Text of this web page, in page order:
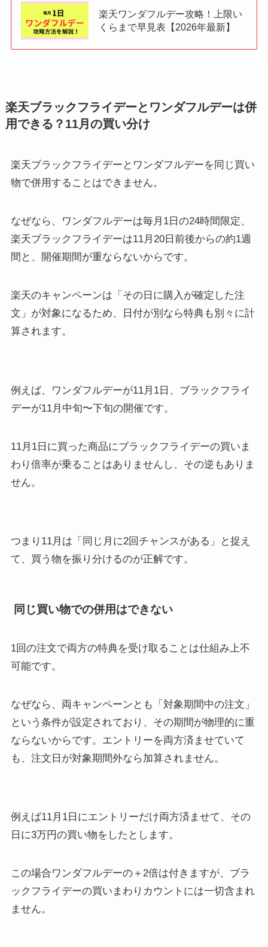
楽天ワンダフルデー攻略！上限い
くらまで早見表【2026年最新】
楽天ブラックフライデーとワンダフルデーは併
用できる？11月の買い分け
楽天ブラックフライデーとワンダフルデーを同じ買い
物で併用することはできません。
なぜなら、ワンダフルデーは毎月1日の24時間限定、
楽天ブラックフライデーは11月20日前後からの約1週
間と、開催期間が重ならないからです。
楽天のキャンペーンは「その日に購入が確定した注
文」が対象になるため、日付が別なら特典も別々に計
算されます。
例えば、ワンダフルデーが11月1日、ブラックフライ
デーが11月中旬〜下旬の開催です。
11月1日に買った商品にブラックフライデーの買いま
わり倍率が乗ることはありませんし、その逆もありま
せん。
つまり11月は「同じ月に2回チャンスがある」と捉え
て、買う物を振り分けるのが正解です。
同じ買い物での併用はできない
1回の注文で両方の特典を受け取ることは仕組み上不
可能です。
なぜなら、両キャンペーンとも「対象期間中の注文」
という条件が設定されており、その期間が物理的に重
ならないからです。エントリーを両方済ませていて
も、注文日が対象期間外なら加算されません。
例えば11月1日にエントリーだけ両方済ませて、その
日に3万円の買い物をしたとします。
この場合ワンダフルデーの＋2倍は付きますが、ブラ
ックフライデーの買いまわりカウントには一切含まれ
ません。